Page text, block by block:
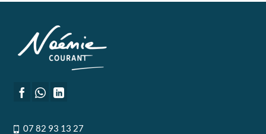
07 82 93 13 27